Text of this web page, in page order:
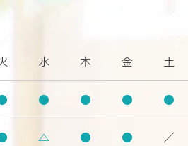
水 木 金 土
● ● ● ●
△ ● ● ／